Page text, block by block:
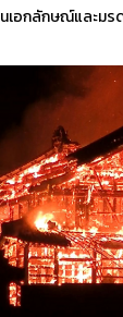
อกลักษณ์และมร